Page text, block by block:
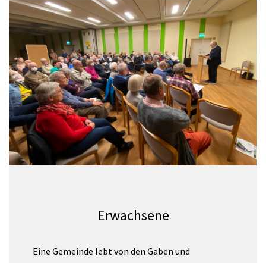
Erwachsene
Eine Gemeinde lebt von den Gaben und